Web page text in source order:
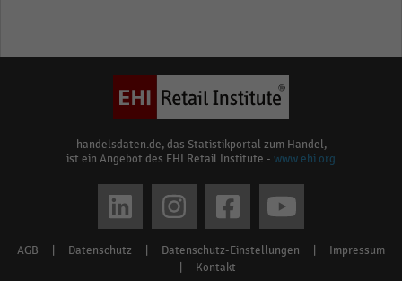
handelsdaten.de, das Statistikportal zum Handel,
ist ein Angebot des EHI Retail Institute - www.ehi.org
Footer
AGB Datenschutz Datenschutz-Einstellungen
Impressum
Kontakt